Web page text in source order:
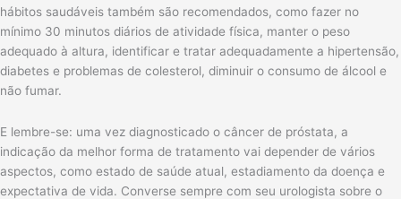
hábitos saudáveis também são recomendados, como fazer no
mínimo 30 minutos diários de atividade física, manter o peso
adequado à altura, identificar e tratar adequadamente a hipertensão,
diabetes e problemas de colesterol, diminuir o consumo de álcool e
não fumar.
E lembre-se: uma vez diagnosticado o câncer de próstata, a
indicação da melhor forma de tratamento vai depender de vários
aspectos, como estado de saúde atual, estadiamento da doença e
expectativa de vida. Converse sempre com seu urologista sobre o